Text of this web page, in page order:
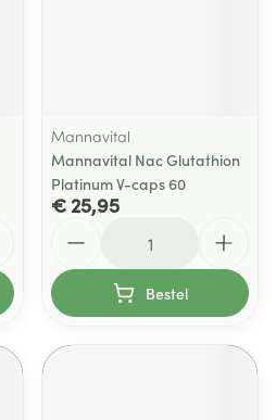
Mannavital
Mannavital Nac Glutathion
Platinum V-caps 60
€ 25,95
Bestel